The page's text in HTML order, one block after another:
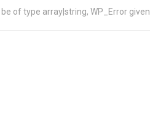
of type array|string, WP_Error given